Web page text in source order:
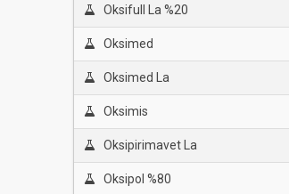
Oksifull La %20
Oksimed
Oksimed La
Oksimis
Oksipirimavet La
Oksipol %80